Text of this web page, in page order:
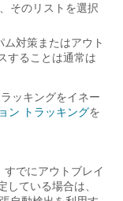
そのリストを選択
対策またはアウト
することは通常は
ッキングをイネー
ン トラッキングを
でにアウトブレイ
している場合は、